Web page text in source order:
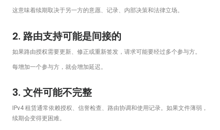
这意味着续期取决于另一方的意愿、记录、内部决策和法律立场。
2. 路由支持可能是间接的
如果路由授权需要更新、修正或重新签发，请求可能要经过多个参与方。
每增加一个参与方，就会增加延迟。
3. 文件可能不完整
IPv4 租赁通常依赖授权、信誉检查、路由协调和使用记录。如果文件薄弱，
续期会变得更困难。